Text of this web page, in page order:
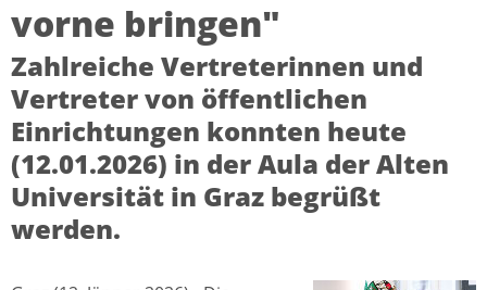
vorne bringen"
Zahlreiche Vertreterinnen und
Vertreter von öffentlichen
Einrichtungen konnten heute
(12.01.2026) in der Aula der Alten
Universität in Graz begrüßt
werden.